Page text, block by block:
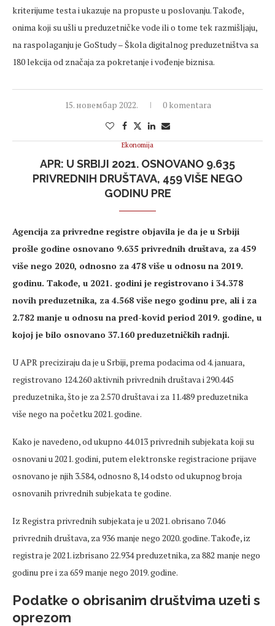
kriterijume testa i ukazuje na propuste u poslovanju. Takođe,
onima koji su ušli u preduzetničke vode ili o tome tek razmišljaju,
na raspolaganju je GoStudy – Škola digitalnog preduzetništva sa
180 lekcija od značaja za pokretanje i vođenje biznisa.
15. новембар 2022. 0 komentara
Ekonomija
APR: U SRBIJI 2021. OSNOVANO 9.635
PRIVREDNIH DRUŠTAVA, 459 VIŠE NEGO
GODINU PRE
Agencija za privredne registre objavila je da je u Srbiji
prošle godine osnovano 9.635 privrednih društava, za 459
više nego 2020, odnosno za 478 više u odnosu na 2019.
godinu. Takođe, u 2021. godini je registrovano i 34.378
novih preduzetnika, za 4.568 više nego godinu pre, ali i za
2.782 manje u odnosu na pred-kovid period 2019. godine, u
kojoj je bilo osnovano 37.160 preduzetničkih radnji.
U APR preciziraju da je u Srbiji, prema podacima od 4. januara,
registrovano 124.260 aktivnih privrednih društava i 290.445
preduzetnika, što je za 2.570 društava i za 11.489 preduzetnika
više nego na početku 2021. godine.
Kako je navedeno, od ukupno 44.013 privrednih subjekata koji su
osnovani u 2021. godini, putem elektronske registracione prijave
osnovano je njih 3.584, odnosno 8,14 odsto od ukupnog broja
osnovanih privrednih subjekata te godine.
Iz Registra privrednih subjekata je u 2021. obrisano 7.046
privrednih društava, za 936 manje nego 2020. godine. Takođe, iz
registra je 2021. izbrisano 22.934 preduzetnika, za 882 manje nego
godinu pre i za 659 manje nego 2019. godine.
Podatke o obrisanim društvima uzeti s
oprezom